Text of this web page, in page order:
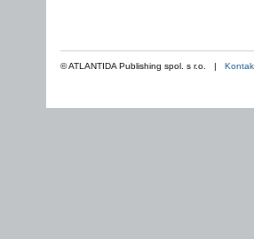
© ATLANTIDA Publishing spol. s r.o. |